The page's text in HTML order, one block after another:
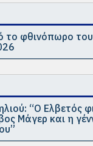
το φθινόπωρο
“Ο Ελβετός
Μάγερ και η